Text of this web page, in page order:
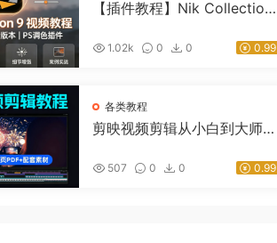
【插件教程】Nik Collection
功能介绍+实例案例
1.02k 0 0 0.99
各类教程
剪映视频剪辑从小白到大师
套素材！
507 0 0 0.99